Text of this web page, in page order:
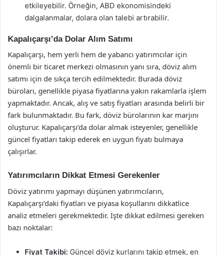
etkileyebilir. Örneğin, ABD ekonomisindeki
dalgalanmalar, dolara olan talebi artırabilir.
Kapalıçarşı’da Dolar Alım Satımı
Kapalıçarşı, hem yerli hem de yabancı yatırımcılar için
önemli bir ticaret merkezi olmasının yanı sıra, döviz alım
satımı için de sıkça tercih edilmektedir. Burada döviz
büroları, genellikle piyasa fiyatlarına yakın rakamlarla işlem
yapmaktadır. Ancak, alış ve satış fiyatları arasında belirli bir
fark bulunmaktadır. Bu fark, döviz bürolarının kar marjını
oluşturur. Kapalıçarşı’da dolar almak isteyenler, genellikle
güncel fiyatları takip ederek en uygun fiyatı bulmaya
çalışırlar.
Yatırımcıların Dikkat Etmesi Gerekenler
Döviz yatırımı yapmayı düşünen yatırımcıların,
Kapalıçarşı’daki fiyatları ve piyasa koşullarını dikkatlice
analiz etmeleri gerekmektedir. İşte dikkat edilmesi gereken
bazı noktalar:
Fiyat Takibi: Güncel döviz kurlarını takip etmek, en